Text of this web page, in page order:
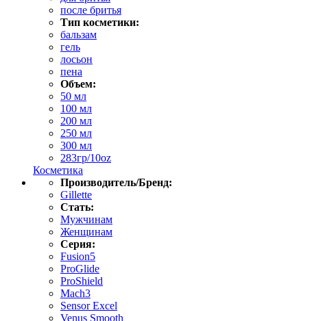
после бритья
Тип косметики:
бальзам
гель
лосьон
пена
Объем:
50 мл
100 мл
200 мл
250 мл
300 мл
283гр/10oz
Косметика
Производитель/Бренд:
Gillette
Стать:
Мужчинам
Женщинам
Серия:
Fusion5
ProGlide
ProShield
Mach3
Sensor Excel
Venus Smooth